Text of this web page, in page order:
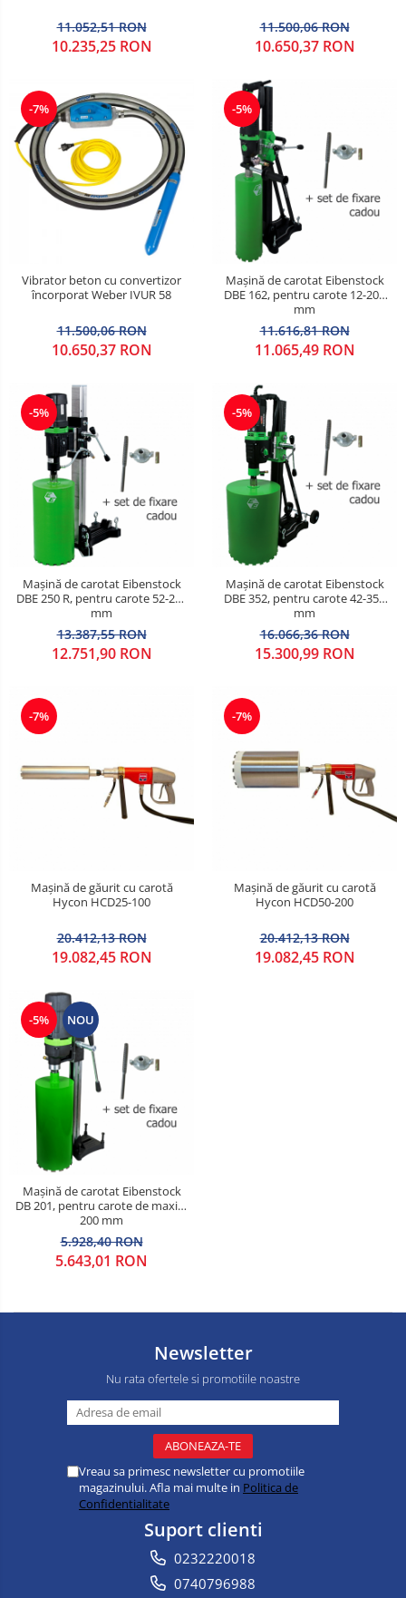
11.052,51 RON
10.235,25 RON
11.500,06 RON
10.650,37 RON
-7%
Vibrator beton cu convertizor
încorporat Weber IVUR 58
11.500,06 RON
10.650,37 RON
-5%
Mașină de carotat Eibenstock
DBE 162, pentru carote 12-202
mm
11.616,81 RON
11.065,49 RON
-5%
Mașină de carotat Eibenstock
DBE 250 R, pentru carote 52-250
mm
13.387,55 RON
12.751,90 RON
-5%
Mașină de carotat Eibenstock
DBE 352, pentru carote 42-352
mm
16.066,36 RON
15.300,99 RON
-7%
Mașină de găurit cu carotă
Hycon HCD25-100
20.412,13 RON
19.082,45 RON
-7%
Mașină de găurit cu carotă
Hycon HCD50-200
20.412,13 RON
19.082,45 RON
-5% NOU
Mașină de carotat Eibenstock
DB 201, pentru carote de maxim
200 mm
5.928,40 RON
5.643,01 RON
Newsletter
Nu rata ofertele si promotiile noastre
Vreau sa primesc newsletter cu promotiile
magazinului. Afla mai multe in Politica de
Confidentialitate
Suport clienti
0232220018
0740796988